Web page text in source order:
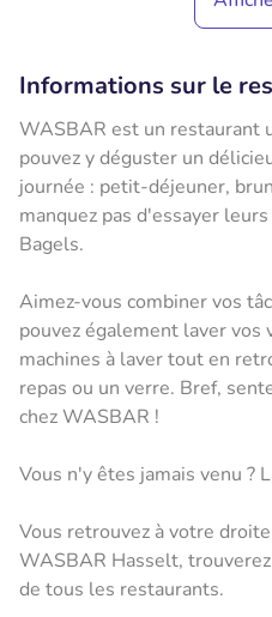
Informations sur le
WASBAR est un restaurant
pouvez y déguster un
journée : petit-déjeuner,
manquez pas d'essayer
Bagels.
Aimez-vous combiner vos
pouvez également laver vos
machines à laver tout en
repas ou un verre. Bref,
chez WASBAR !
Vous n'y êtes jamais venu ?
Vous retrouvez à votre
WASBAR Hasselt, trouverez
de tous les restaurants.